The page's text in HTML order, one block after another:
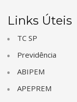
Links Úteis
TC SP
Previdência
ABIPEM
APEPREM